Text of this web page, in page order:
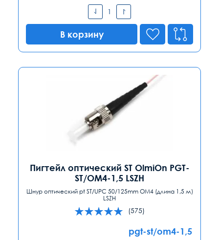
В корзину
Пигтейл оптический ST OlmiOn PGT-
ST/OM4-1,5 LSZH
Шнур оптический pt ST/UPC 50/125mm ОМ4 (длина 1,5 м)
LSZH
(575)
pgt-st/om4-1,5